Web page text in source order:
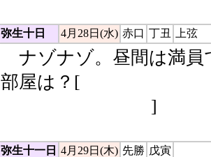
弥生十日 4月28日(水) 赤口 丁丑 上弦
ナゾナゾ。昼間は満員
部屋は？[
]
弥生十一日 4月29日(木) 先勝 戊寅